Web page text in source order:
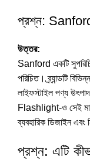
প্রশ্ন:
উত্তর:
Sanford একটি
পরিচিত। ব্র্যান্ডটি
লাইফস্টাইল পণ্য
Flashlight-ও সেই
ব্যবহারিক ডিজাইন এবং
প্রশ্ন: এটি